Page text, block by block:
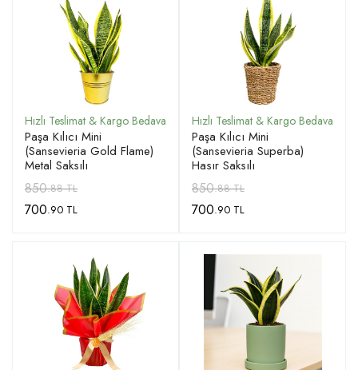
Paşa Kılıcı Mini
(Sansevieria Gold Flame)
Metal Saksılı
850.88 TL
700.90 TL
Paşa Kılıcı Mini
(Sansevieria Superba)
Hasır Saksılı
850.88 TL
700.90 TL